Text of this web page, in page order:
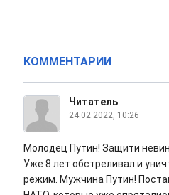
КОММЕНТАРИИ
Читатель
24.02.2022, 10:26
Молодец Путин! Защити
Уже 8 лет обстреливал и
режим. Мужчина Путин!